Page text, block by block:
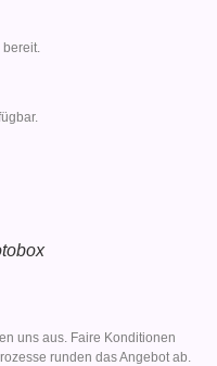
bereit.
uns aus. Faire Konditionen
runden das Angebot ab.